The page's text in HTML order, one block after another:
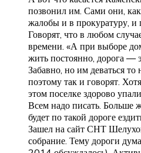
позвонил им. Сами они,
жалобы и в прокуратуру, и
Говорят, что в любом
времени. «А при выборе
жить постоянно, дорога —
Забавно, но им деваться то
поэтому так и говорят.
этом поселке здорово
Всем надо писать. Больше
будет по такой дороге
Зашел на сайт СНТ
собрание. Тему дороги